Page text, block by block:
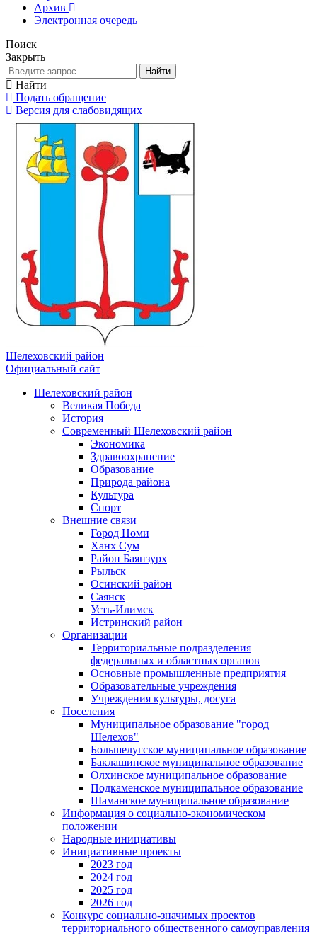
Архив
Электронная очередь
Поиск
Закрыть
Найти
Найти
Подать обращение
Версия для слабовидящих
Шелеховский район
Официальный сайт
Шелеховский район
Великая Победа
История
Современный Шелеховский район
Экономика
Здравоохранение
Образование
Природа района
Культура
Спорт
Внешние связи
Город Номи
Ханх Сум
Район Баянзурх
Рыльск
Осинский район
Саянск
Усть-Илимск
Истринский район
Организации
Территориальные подразделения
федеральных и областных органов
Основные промышленные предприятия
Образовательные учреждения
Учреждения культуры, досуга
Поселения
Муниципальное образование "город
Шелехов"
Большелугское муниципальное образование
Баклашинское муниципальное образование
Олхинское муниципальное образование
Подкаменское муниципальное образование
Шаманское муниципальное образование
Информация о социально-экономическом
положении
Народные инициативы
Инициативные проекты
2023 год
2024 год
2025 год
2026 год
Конкурс социально-значимых проектов
территориального общественного самоуправления